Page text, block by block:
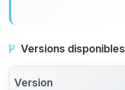
Versions disponibles
Version